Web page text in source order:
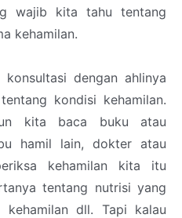
wajib kita tahu tentang
kehamilan.
dengan ahlinya
kondisi kehamilan.
kita baca buku atau
hamil lain, dokter atau
kehamilan kita itu
tentang nutrisi yang
kehamilan dll. Tapi kalau